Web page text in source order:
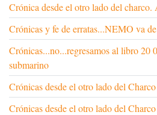
Crónica desde el otro lado del charco.
Crónicas y fe de erratas...NEMO va
Crónicas...no...regresamos al libro 20
submarino
Crónicas desde el otro lado del
Crónicas desde el otro lado del